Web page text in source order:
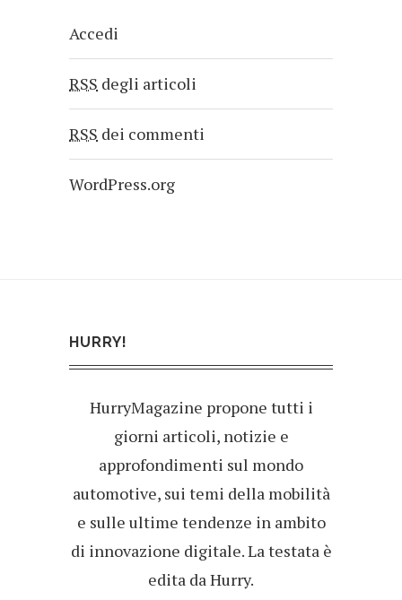
Accedi
RSS degli articoli
RSS dei commenti
WordPress.org
HURRY!
HurryMagazine propone tutti i
giorni articoli, notizie e
approfondimenti sul mondo
automotive, sui temi della mobilità
e sulle ultime tendenze in ambito
di innovazione digitale. La testata è
edita da Hurry.